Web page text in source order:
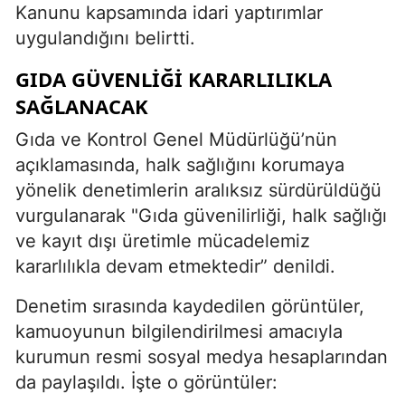
Kanunu kapsamında idari yaptırımlar
uygulandığını belirtti.
GIDA GÜVENLIĞI KARARLILIKLA
SAĞLANACAK
Gıda ve Kontrol Genel Müdürlüğü’nün
açıklamasında, halk sağlığını korumaya
yönelik denetimlerin aralıksız sürdürüldüğü
vurgulanarak "Gıda güvenilirliği, halk sağlığı
ve kayıt dışı üretimle mücadelemiz
kararlılıkla devam etmektedir” denildi.
Denetim sırasında kaydedilen görüntüler,
kamuoyunun bilgilendirilmesi amacıyla
kurumun resmi sosyal medya hesaplarından
da paylaşıldı. İşte o görüntüler: